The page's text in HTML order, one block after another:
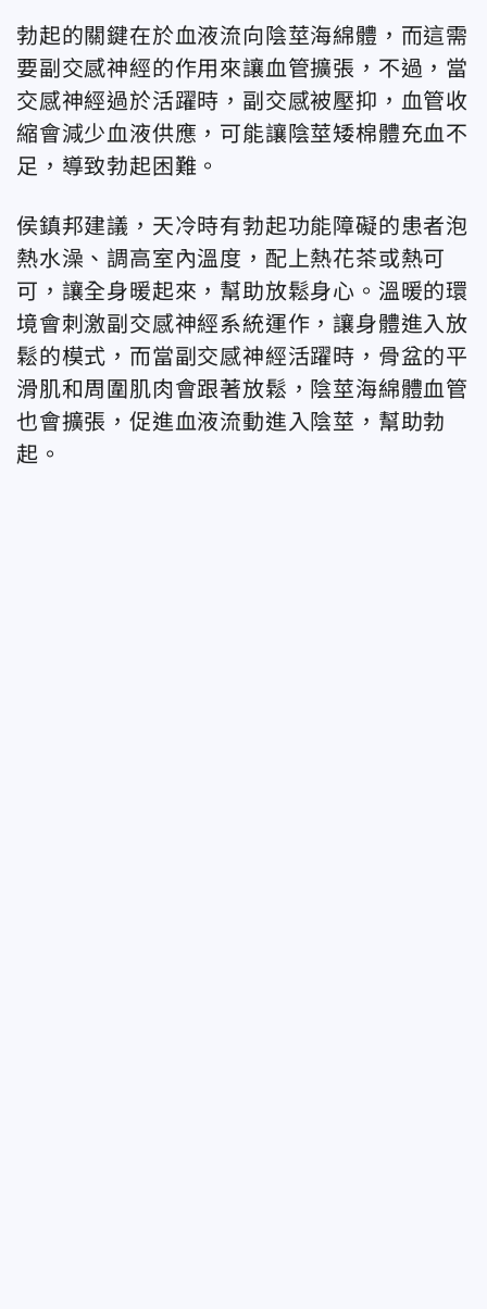
勃起的關鍵在於血液流向陰莖海綿體，而這需
要副交感神經的作用來讓血管擴張，不過，當
交感神經過於活躍時，副交感被壓抑，血管收
縮會減少血液供應，可能讓陰莖矮棉體充血不
足，導致勃起困難。
侯鎮邦建議，天冷時有勃起功能障礙的患者泡
熱水澡、調高室內溫度，配上熱花茶或熱可
可，讓全身暖起來，幫助放鬆身心。溫暖的環
境會刺激副交感神經系統運作，讓身體進入放
鬆的模式，而當副交感神經活躍時，骨盆的平
滑肌和周圍肌肉會跟著放鬆，陰莖海綿體血管
也會擴張，促進血液流動進入陰莖，幫助勃
起。